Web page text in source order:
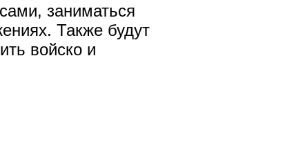
заниматься
Также будут
войско и